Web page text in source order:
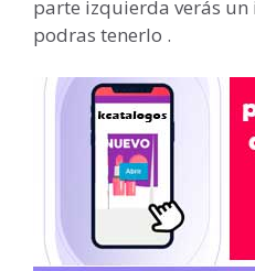
parte izquierda verás un
podras tenerlo .